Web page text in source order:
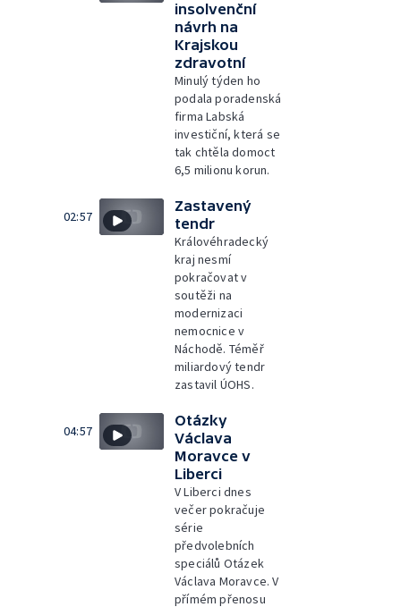
insolvenční
návrh na
Krajskou
zdravotní
Minulý týden ho
podala poradenská
firma Labská
investiční, která se
tak chtěla domoct
6,5 milionu korun.
02:57
Zastavený
tendr
Královéhradecký
kraj nesmí
pokračovat v
soutěži na
modernizaci
nemocnice v
Náchodě. Téměř
miliardový tendr
zastavil ÚOHS.
04:57
Otázky
Václava
Moravce v
Liberci
V Liberci dnes
večer pokračuje
série
předvolebních
speciálů Otázek
Václava Moravce. V
přímém přenosu